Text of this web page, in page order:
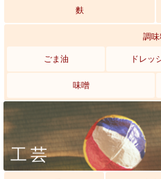
麩
調
ごま油 ドレッ
味噌
工芸